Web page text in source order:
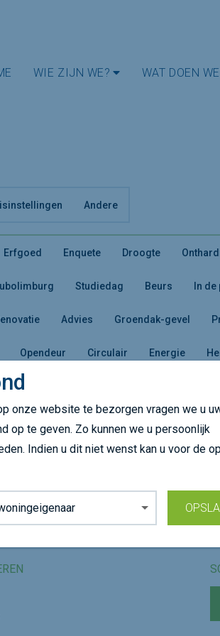
WIE ZIJN WE? WAT DOEN
Andere
Erfgoed Enquete Droogte
Studiedag Beurs In
Advies Groendak-gevel
Opendeur Circulair Energie
of kom later terug!
Volg ons op
onze website te bezorgen vragen we u
op te geven. Zo kunnen we u persoonlijk
Indien u dit niet wenst kan u voor de